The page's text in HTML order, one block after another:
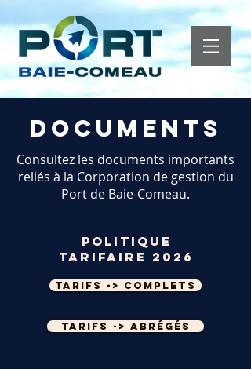
Documents
Consultez les documents importants
reliés à la Corporation de gestion du
Port de Baie-Comeau.
Politique
tarifaire 2026
Tarifs -> complets
Tarifs -> abrégés